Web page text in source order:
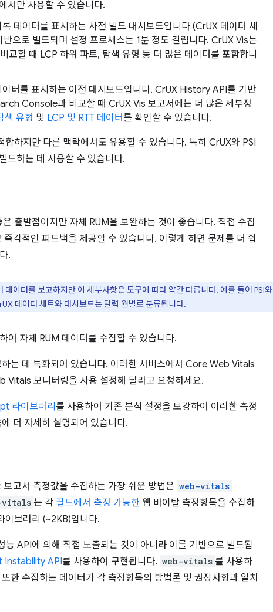
서만 사용할 수 있습니다.
데이터를 표시하는 사전 빌드 대시보드입니다 (CrUX 데이터 세
으로 빌드되며 설정 프로세스는 1분 정도 걸립니다. CrUX Vis는
할 때 LCP 하위 파트, 탐색 유형 등 더 많은 데이터를 포함합니
터를 표시하는 이전 대시보드입니다. CrUX History API를 기반
Console과 비교할 때 CrUX Vis 보고서에는 더 많은 세부정
색 유형 및 LCP 및 RTT 데이터를 확인할 수 있습니다.
하지만 다른 맥락에서도 유용할 수 있습니다. 특히 CrUX와 PSI
드하는 데 사용할 수 있습니다.
출발점이지만 자체 RUM을 보완하는 것이 좋습니다. 직접 수집
각적인 피드백을 제공할 수 있습니다. 이렇게 하면 문제를 더 쉽
.
이터를 보고하지만 이 세부사항은 도구에 따라 약간 다릅니다. 예를 들어 PSI와
데이터 세트와 대시보드는 달력 월별로 분류됩니다.
여 자체 RUM 데이터를 수집할 수 있습니다.
는 데 특화되어 있습니다. 이러한 서비스에서 Core Web Vitals
모니터링을 사용 설정해 달라고 요청하세요.
라이브러리 를 사용하여 기존 분석 설정을 보강하여 이러한 측정
더 자세히 설명되어 있습니다.
고서 측정값을 수집하는 가장 쉬운 방법은 web-vitals
vitals 는 각 필드에서 측정 가능한 웹 바이탈 측정항목을 수집하
이브러리 (~2KB)입니다.
API에 의해 직접 노출되는 것이 아니라 이를 기반으로 빌드됩
Instability API를 사용하여 구현됩니다. web-vitals 를 사용하
한 수집하는 데이터가 각 측정항목의 방법론 및 권장사항과 일치